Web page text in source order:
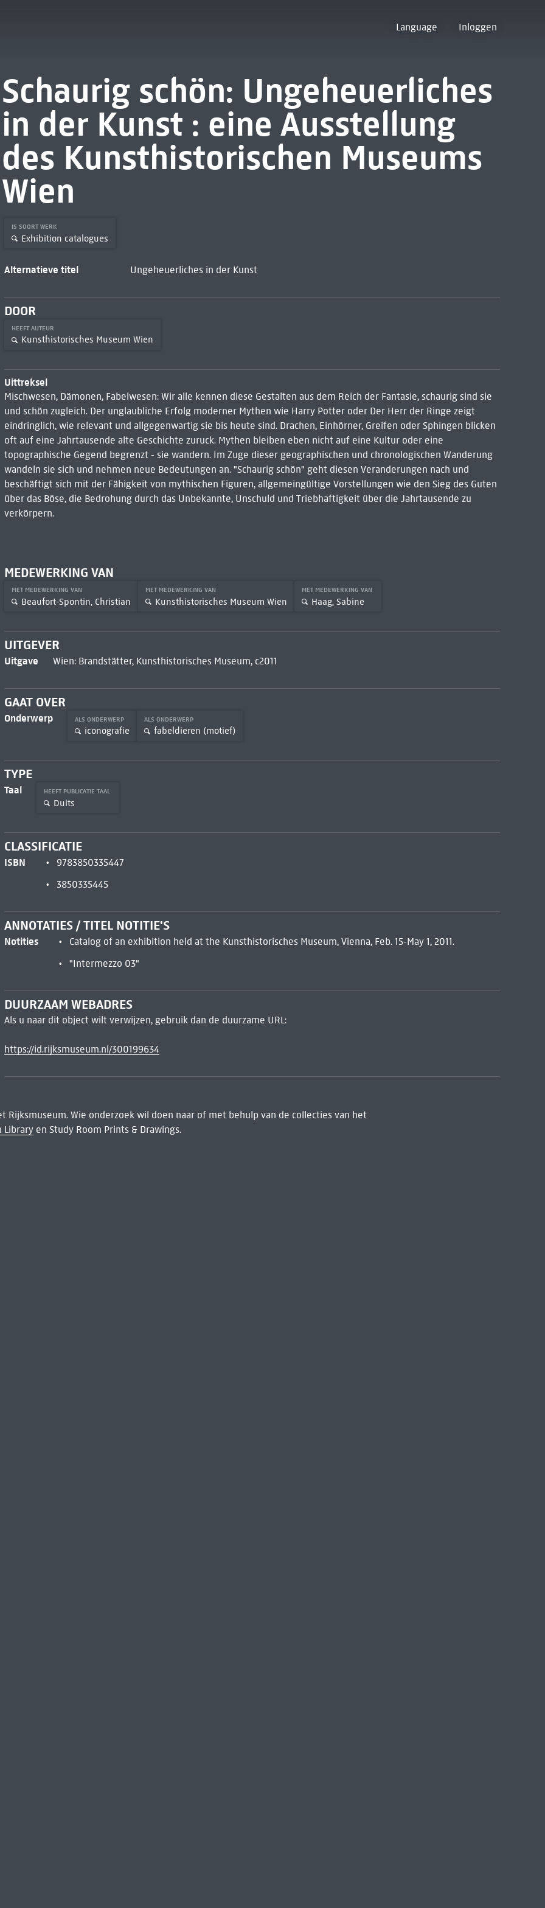
Language Inloggen
Schaurig schön: Ungeheuerliches
in der Kunst : eine Ausstellung
des Kunsthistorischen Museums
Wien
IS SOORT WERK
Exhibition catalogues
Alternatieve titel Ungeheuerliches in der Kunst
DOOR
HEEFT AUTEUR
Kunsthistorisches Museum Wien
Uittreksel
Mischwesen, Dämonen, Fabelwesen: Wir alle kennen diese Gestalten aus dem Reich der Fantasie, schaurig sind sie
und schön zugleich. Der unglaubliche Erfolg moderner Mythen wie Harry Potter oder Der Herr der Ringe zeigt
eindringlich, wie relevant und allgegenwartig sie bis heute sind. Drachen, Einhörner, Greifen oder Sphingen blicken
oft auf eine Jahrtausende alte Geschichte zuruck. Mythen bleiben eben nicht auf eine Kultur oder eine
topographische Gegend begrenzt - sie wandern. Im Zuge dieser geographischen und chronologischen Wanderung
wandeln sie sich und nehmen neue Bedeutungen an. "Schaurig schön" geht diesen Veranderungen nach und
beschäftigt sich mit der Fähigkeit von mythischen Figuren, allgemeingültige Vorstellungen wie den Sieg des Guten
über das Böse, die Bedrohung durch das Unbekannte, Unschuld und Triebhaftigkeit über die Jahrtausende zu
verkörpern.
MEDEWERKING VAN
MET MEDEWERKING VAN
Beaufort-Spontin, Christian
MET MEDEWERKING VAN
Kunsthistorisches Museum Wien
MET MEDEWERKING VAN
Haag, Sabine
UITGEVER
Uitgave Wien: Brandstätter, Kunsthistorisches Museum, c2011
GAAT OVER
Onderwerp ALS ONDERWERP
iconografie
ALS ONDERWERP
fabeldieren (motief)
TYPE
Taal HEEFT PUBLICATIE TAAL
Duits
CLASSIFICATIE
ISBN
9783850335447
3850335445
ANNOTATIES / TITEL NOTITIE'S
Notities
Catalog of an exhibition held at the Kunsthistorisches Museum, Vienna, Feb. 15-May 1, 2011.
"Intermezzo 03"
DUURZAAM WEBADRES
Als u naar dit object wilt verwijzen, gebruik dan de duurzame URL:
https://id.rijksmuseum.nl/300199634
Wie onderzoek wil doen naar of met behulp van de collecties van het
Libraryen Study Room Prints & Drawings.